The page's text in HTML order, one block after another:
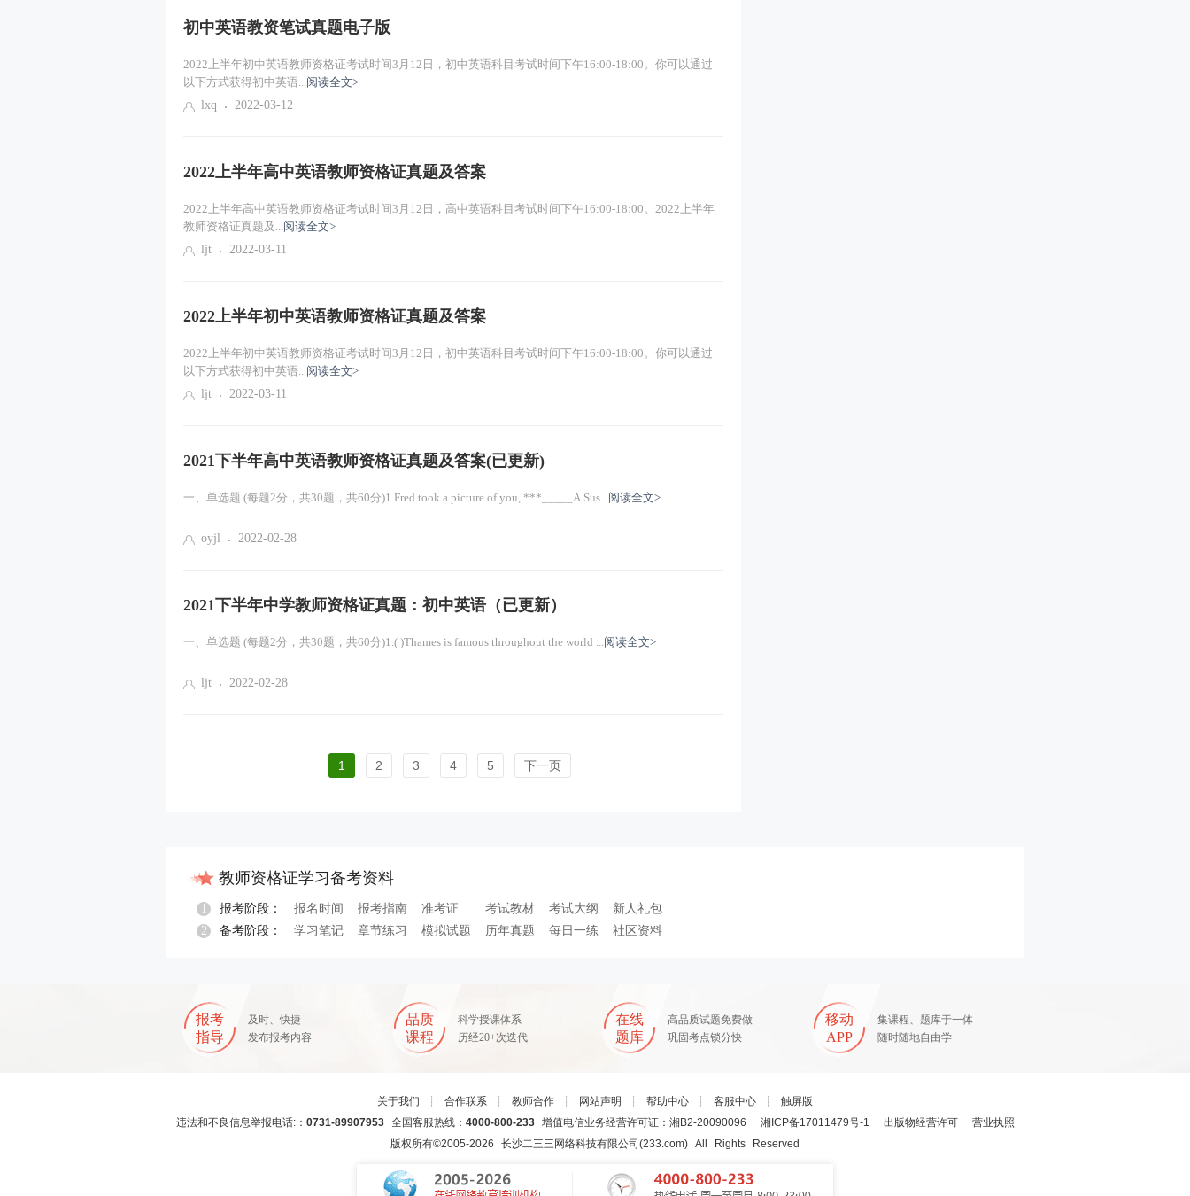
初中英语教资笔试真题电子版
2022上半年初中英语教师资格证考试时间3月12日，初中英语科目考试时间下午16:00-18:00。你可以通过
以下方式获得初中英语...阅读全文>
lxq
2022-03-12
2022上半年高中英语教师资格证真题及答案
2022上半年高中英语教师资格证考试时间3月12日，高中英语科目考试时间下午16:00-18:00。2022上半年
教师资格证真题及...阅读全文>
ljt
2022-03-11
2022上半年初中英语教师资格证真题及答案
2022上半年初中英语教师资格证考试时间3月12日，初中英语科目考试时间下午16:00-18:00。你可以通过
以下方式获得初中英语...阅读全文>
ljt
2022-03-11
2021下半年高中英语教师资格证真题及答案(已更新)
一、单选题 (每题2分，共30题，共60分)1.Fred took a picture of you, ***_____A.Sus...阅读全文>
oyjl 2022-02-28
2021下半年中学教师资格证真题：初中英语（已更新）
一、单选题 (每题2分，共30题，共60分)1.( )Thames is famous throughout the world ...阅读全文>
ljt 2022-02-28
1 2 3 4 5 下一页
教师资格证学习备考资料
1 报考阶段： 报名时间 报考指南 准考证 考试教材 考试大纲
新人礼包
报名指导
2 备考阶段： 学习笔记 章节练习 模拟试题 历年真题 每日一练 社区资料
报考
指导
及时、快捷
发布报考内容
品质
课程
科学授课体系
历经20+次迭代
在线
题库
高品质试题免费做
巩固考点锁分快
移动
APP
集课程、题库于一体
随时随地自由学
关于我们 ┊ 合作联系 ┊ 教师合作 ┊ 网站声明 ┊ 帮助中心 ┊ 客服中心 ┊ 触屏版
违法和不良信息举报电话:： 0731-89907953全国客服热线： 4000-800-233增值电信业务经营许可证：湘B2-20090096 湘ICP备17011479号-1 出版物经营许可
营业执照
版权所有©2005-2026 长沙二三三网络科技有限公司(233.com) All Rights Reserved